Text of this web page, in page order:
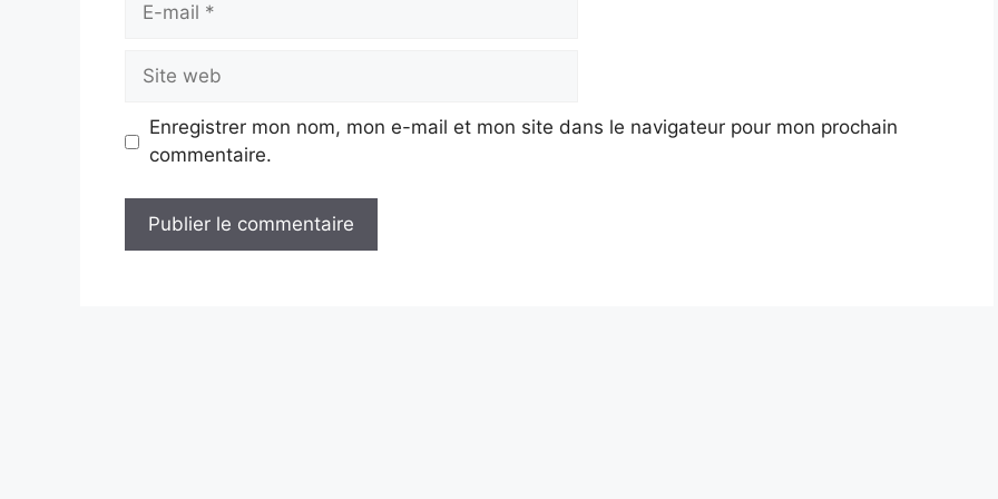
Site
web
Enregistrer mon nom, mon e-mail et mon site dans le navigateur pour mon prochain
commentaire.